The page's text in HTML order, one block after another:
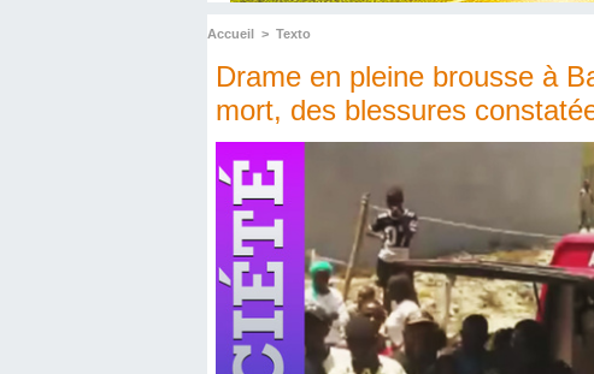
Accueil > Texto
Drame en pleine brousse à
mort, des blessures